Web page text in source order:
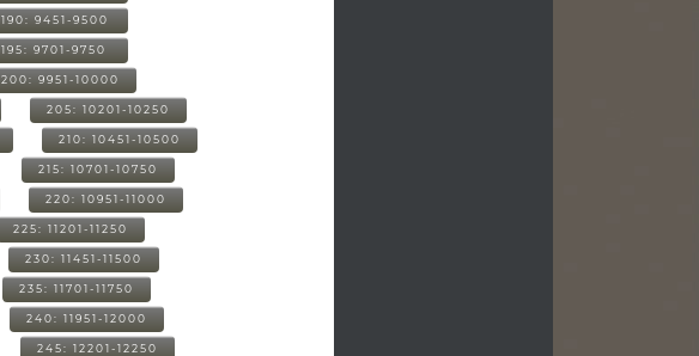
190: 9451-9500
195: 9701-9750
200: 9951-10000
205: 10201-10250
210: 10451-10500
215: 10701-10750
220: 10951-11000
225: 11201-11250
230: 11451-11500
235: 11701-11750
240: 11951-12000
245: 12201-12250